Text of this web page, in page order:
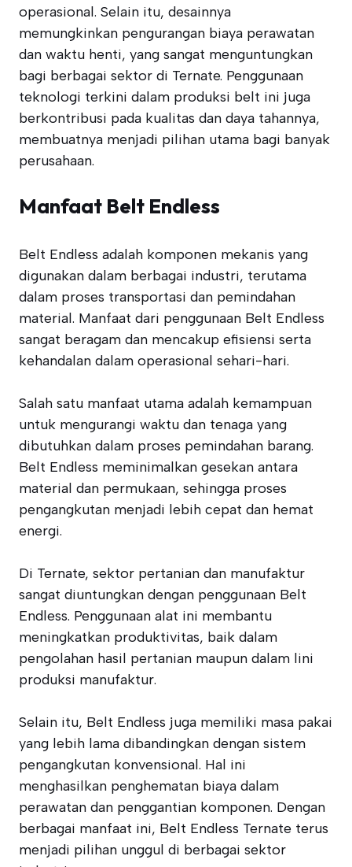
operasional. Selain itu, desainnya
memungkinkan pengurangan biaya perawatan
dan waktu henti, yang sangat menguntungkan
bagi berbagai sektor di Ternate. Penggunaan
teknologi terkini dalam produksi belt ini juga
berkontribusi pada kualitas dan daya tahannya,
membuatnya menjadi pilihan utama bagi banyak
perusahaan.
Manfaat Belt Endless
Belt Endless adalah komponen mekanis yang
digunakan dalam berbagai industri, terutama
dalam proses transportasi dan pemindahan
material. Manfaat dari penggunaan Belt Endless
sangat beragam dan mencakup efisiensi serta
kehandalan dalam operasional sehari-hari.
Salah satu manfaat utama adalah kemampuan
untuk mengurangi waktu dan tenaga yang
dibutuhkan dalam proses pemindahan barang.
Belt Endless meminimalkan gesekan antara
material dan permukaan, sehingga proses
pengangkutan menjadi lebih cepat dan hemat
energi.
Di Ternate, sektor pertanian dan manufaktur
sangat diuntungkan dengan penggunaan Belt
Endless. Penggunaan alat ini membantu
meningkatkan produktivitas, baik dalam
pengolahan hasil pertanian maupun dalam lini
produksi manufaktur.
Selain itu, Belt Endless juga memiliki masa pakai
yang lebih lama dibandingkan dengan sistem
pengangkutan konvensional. Hal ini
menghasilkan penghematan biaya dalam
perawatan dan penggantian komponen. Dengan
berbagai manfaat ini, Belt Endless Ternate terus
menjadi pilihan unggul di berbagai sektor